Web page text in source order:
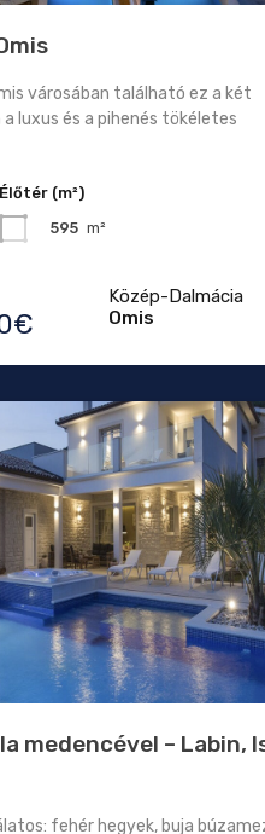
városában található ez a két
a luxus és a pihenés tökéletes
Élőtér (m²)
595 m²
Közép-Dalmácia
Omis
medencével – Labin,
fehér hegyek, buja